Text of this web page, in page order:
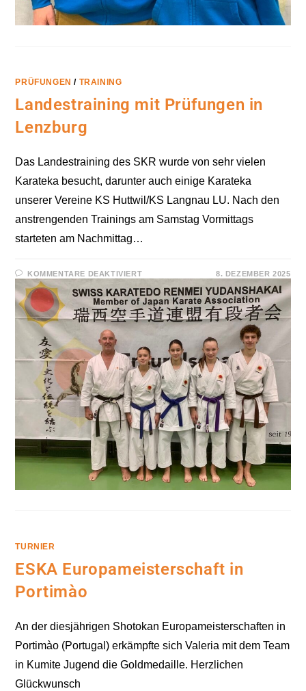
PRÜFUNGEN / TRAINING
Landestraining mit Prüfungen in
Lenzburg
Das Landestraining des SKR wurde von sehr vielen
Karateka besucht, darunter auch einige Karateka
unserer Vereine KS Huttwil/KS Langnau LU. Nach den
anstrengenden Trainings am Samstag Vormittags
starteten am Nachmittag…
KOMMENTARE DEAKTIVIERTFÜR
LANDESTRAINING
MIT
PRÜFUNGEN
IN
LENZBURG
8. DEZEMBER 2025
TURNIER
ESKA Europameisterschaft in
Portimào
An der diesjährigen Shotokan Europameisterschaften in
Portimào (Portugal) erkämpfte sich Valeria mit dem Team
in Kumite Jugend die Goldmedaille. Herzlichen
Glückwunsch